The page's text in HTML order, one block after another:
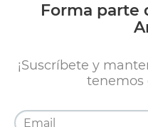
Forma parte
¡Suscríbete y
tenemos